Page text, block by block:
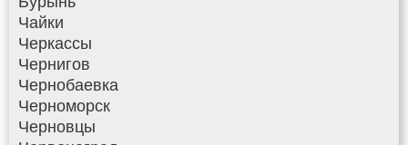
Чайки
Черкассы
Чернигов
Чернобаевка
Черноморск
Черновцы